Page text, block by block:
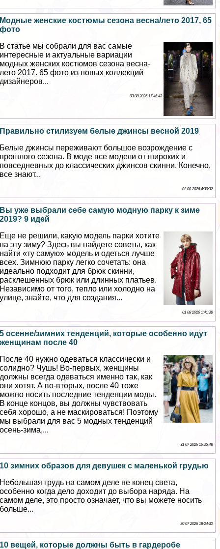
Модные женские костюмы сезона весна/лето 2017, 65
фото
В статье мы собрали для вас самые
интересные и актуальные вариации
модных женских костюмов сезона весна-
лето 2017. 65 фото из новых коллекций
дизайнеров...
03 08 2026 17:46:43
Правильно стилизуем белые джинсы весной 2019
Белые джинсы переживают большое возрождение с
прошлого сезона. В моде все модели от широких и
повседневных до классических джинсов скинни. Конечно,
все знают...
02 08 2026 4:30:32
Вы уже выбрали себе самую модную парку к зиме
2019? 9 идей
Еще не решили, какую модель парки хотите
на эту зиму? Здесь вы найдете советы, как
найти «ту самую» модель и одеться лучше
всех. Зимнюю парку легко сочетать: она
идеально подходит для брюк скинни,
расклешенных брюк или длинных платьев.
Независимо от того, тепло или холодно на
улице, знайте, что для создания...
01 08 2026 1:41:38
5 осенне/зимних тенденций, которые особенно идут
женщинам после 40
После 40 нужно одеваться классически и
солидно? Чушь! Во-первых, женщины
должны всегда одеваться именно так, как
они хотят. А во-вторых, после 40 тоже
можно носить последние тенденции моды.
В конце концов, вы должны чувствовать
себя хорошо, а не маскироваться! Поэтому
мы выбрали для вас 5 модных тенденций
осень-зима,...
31 07 2026 16:35:48
10 зимних образов для дeвyшек с маленькой гpyдью
Небольшая гpyдь на самом деле не конец света,
особенно когда дело доходит до выбора наряда. На
самом деле, это просто означает, что вы можете носить
больше...
30 07 2026 18:24:30
10 вещей, которые должны быть в гардеробе